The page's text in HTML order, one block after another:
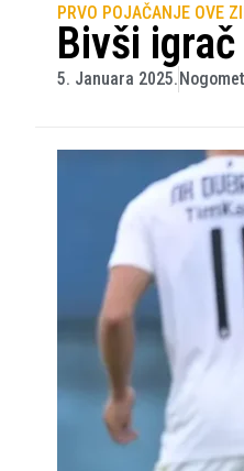
PRVO POJAČANJE OVE
Bivši
5. Januara 2025.Nogomet